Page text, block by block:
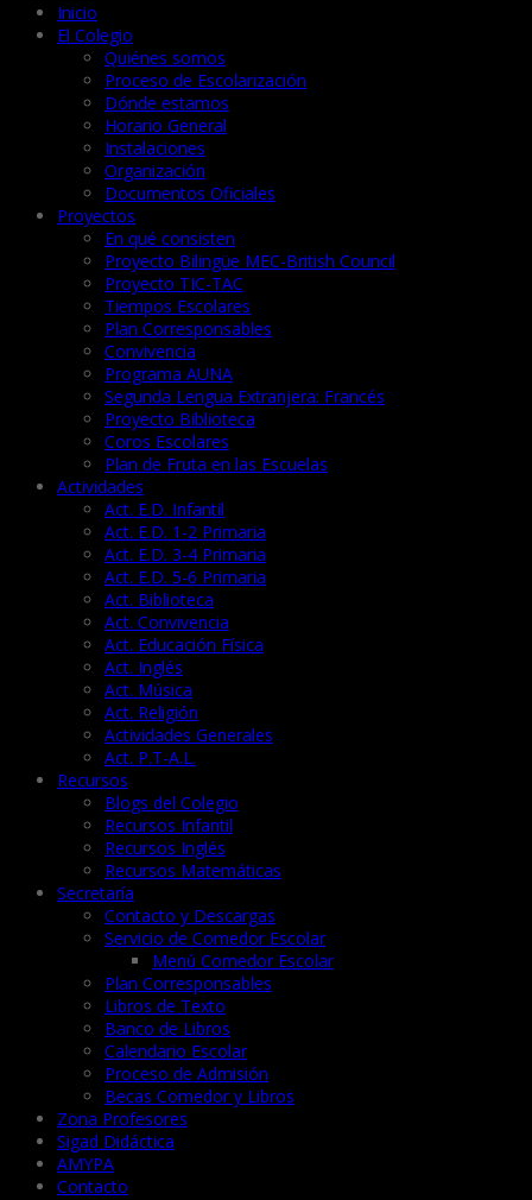
Inicio
El Colegio
Quiénes somos
Proceso de Escolarización
Dónde estamos
Horario General
Instalaciones
Organización
Documentos Oficiales
Proyectos
En qué consisten
Proyecto Bilingüe MEC-British Council
Proyecto TIC-TAC
Tiempos Escolares
Plan Corresponsables
Convivencia
Programa AUNA
Segunda Lengua Extranjera: Francés
Proyecto Biblioteca
Coros Escolares
Plan de Fruta en las Escuelas
Actividades
Act. E.D. Infantil
Act. E.D. 1-2 Primaria
Act. E.D. 3-4 Primaria
Act. E.D. 5-6 Primaria
Act. Biblioteca
Act. Convivencia
Act. Educación Física
Act. Inglés
Act. Música
Act. Religión
Actividades Generales
Act. P.T-A.L.
Recursos
Blogs del Colegio
Recursos Infantil
Recursos Inglés
Recursos Matemáticas
Secretaría
Contacto y Descargas
Servicio de Comedor Escolar
Menú Comedor Escolar
Plan Corresponsables
Libros de Texto
Banco de Libros
Calendario Escolar
Proceso de Admisión
Becas Comedor y Libros
Zona Profesores
Sigad Didáctica
AMYPA
Contacto